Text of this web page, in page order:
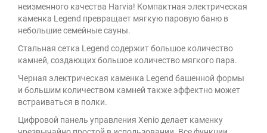
неизменного качества Harvia! Компактная электрическая
каменка Legend превращает мягкую паровую баню в
небольшие семейные сауны.
Стальная сетка Legend содержит большое количество
камней, создающих большое количество мягкого пара.
Черная электрическая каменка Legend башенной формы
и большим количеством камней также эффектно может
встраиваться в полки.
Цифровой панель управления Xenio делает каменку